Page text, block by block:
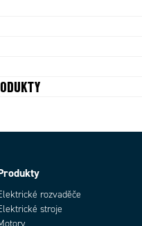
rozvaděče
stroje